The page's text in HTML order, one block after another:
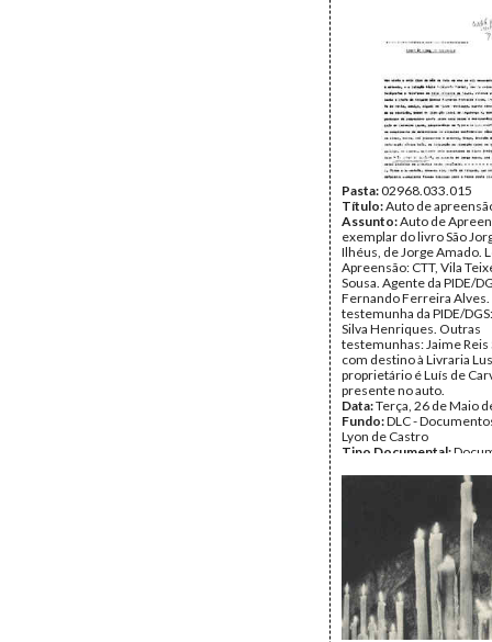
Pasta:02968.033.015
Título:Auto de
Assunto:Auto de
exemplar do livro São
Ilhéus, de Jorge Amado.
Apreensão: CTT, Vila
Sousa. Agente da PIDE/
Fernando Ferreira Alves.
testemunha da PIDE/
Silva Henriques. Outras
testemunhas: Jaime Reis
com destino à Livraria
proprietário é Luís de
presente no auto.
Data:Terça, 26 de Maio
Fundo:DLC -
Lyon de Castro
Tipo Documental: